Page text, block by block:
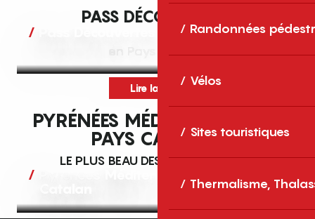
Randonnées
Vélos
Sites touristiques
Thermalisme,
PASS DÉCOUVERTES
en Pays Catalan
Lire la suite
PYRÉNÉES MÉDITERRANÉE EN
PAYS CATALAN
LE PLUS BEAU DES TERRAINS DE JEU